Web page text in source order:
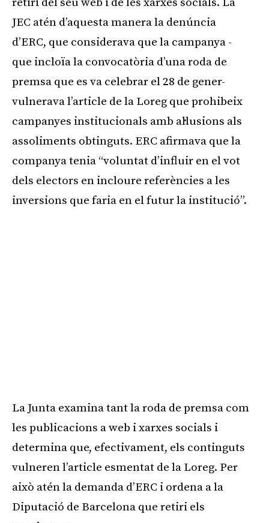
JEC atén d’aquesta manera la denúncia
d’ERC, que considerava que la campanya -
que incloïa la convocatòria d’una roda de
premsa que es va celebrar el 28 de gener-
vulnerava l’article de la Loreg que prohibeix
campanyes institucionals amb al·lusions als
assoliments obtinguts. ERC afirmava que la
companya tenia “voluntat d’influir en el vot
dels electors en incloure referències a les
inversions que faria en el futur la institució”.
La Junta examina tant la roda de premsa com
les publicacions a web i xarxes socials i
determina que, efectivament, els continguts
vulneren l’article esmentat de la Loreg. Per
això atén la demanda d’ERC i ordena a la
Diputació de Barcelona que retiri els